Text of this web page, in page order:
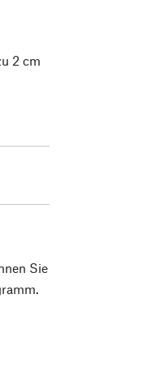
2 cm
Sie